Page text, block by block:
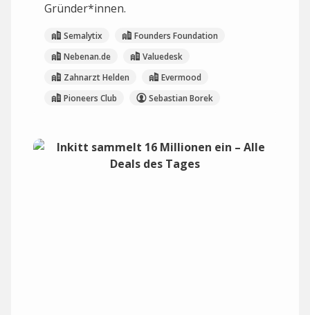
Gründer*innen.
Semalytix
Founders Foundation
Nebenan.de
Valuedesk
Zahnarzt Helden
Evermood
Pioneers Club
Sebastian Borek